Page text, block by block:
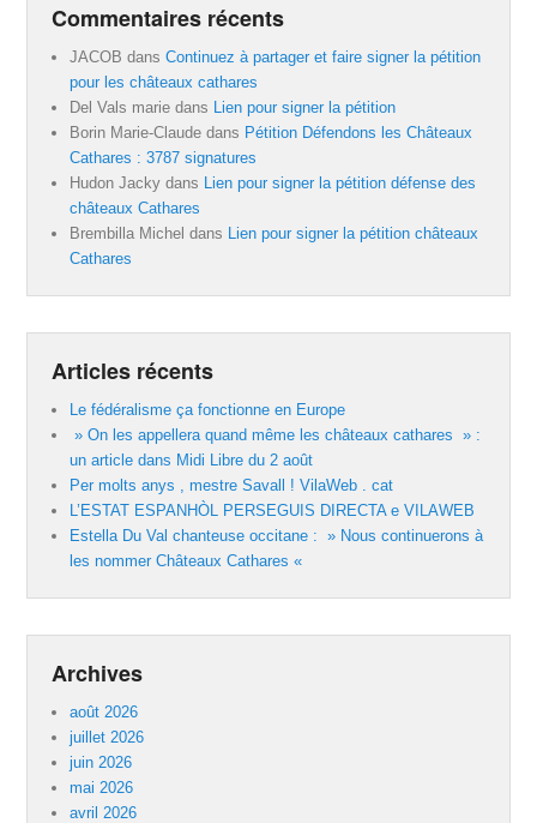
Commentaires récents
JACOB dansContinuez à partager et faire signer la pétition
pour les châteaux cathares
Del Vals marie dans
Lien pour signer la pétition
Borin Marie-Claude dans Pétition Défendons les Châteaux
Cathares : 3787 signatures
Hudon Jacky dans
Lien pour signer la pétition défense des
châteaux Cathares
Brembilla Michel dans
Lien pour signer la pétition châteaux
Cathares
Articles récents
Le fédéralisme ça fonctionne en Europe
» On les appellera quand même les châteaux cathares » :
un article dans Midi Libre du 2 août
Per molts anys , mestre Savall ! VilaWeb . cat
L’ESTAT ESPANHÒL PERSEGUIS DIRECTA e VILAWEB
Estella Du Val chanteuse occitane : » Nous continuerons à
les nommer Châteaux Cathares «
Archives
août 2026
juillet 2026
juin 2026
mai 2026
avril 2026